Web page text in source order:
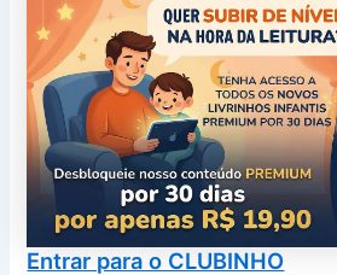
Entrar para o CLUBINHO